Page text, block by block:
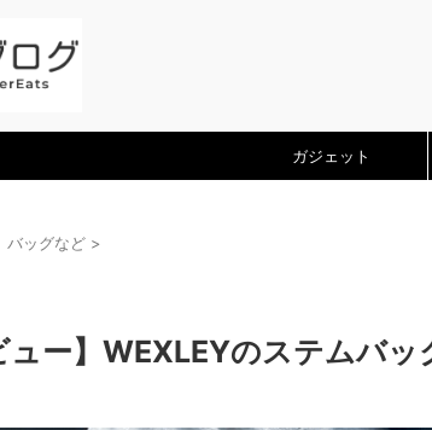
ガジェット
バッグなど >
ュー】WEXLEYのステムバッ